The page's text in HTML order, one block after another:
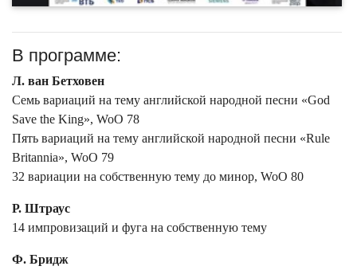
В программе:
Л. ван Бетховен
Семь вариаций на тему английской народной песни «God
Save the King», WoO 78
Пять вариаций на тему английской народной песни «Rule
Britannia», WoO 79
32 вариации на собственную тему до минор, WoO 80
Р. Штраус
14 импровизаций и фуга на собственную тему
Ф. Бридж